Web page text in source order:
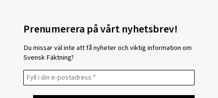
Prenumerera på vårt nyhetsbrev!
Du missar väl inte att få nyheter och viktig information om
Svensk Fäktning?